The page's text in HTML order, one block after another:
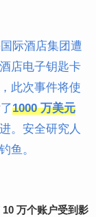
际酒店集团遭
店电子钥匙卡
此次事件将使
1000 万美元
。安全研究人
鱼。
万个账户受到影